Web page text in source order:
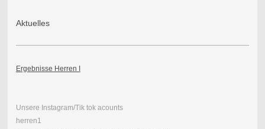
Aktuelles
Ergebnisse Herren I
Unsere Instagram/Tik tok acounts
herren1